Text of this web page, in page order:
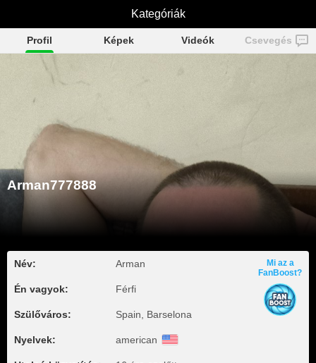
Arman777888
Profil Képek Videók Csevegés
Arman777888
Név: Arman
Én vagyok: Férfi
Szülőváros: Spain, Barselona
Nyelvek: american
Mi az a
FanBoost?
Kategóriák